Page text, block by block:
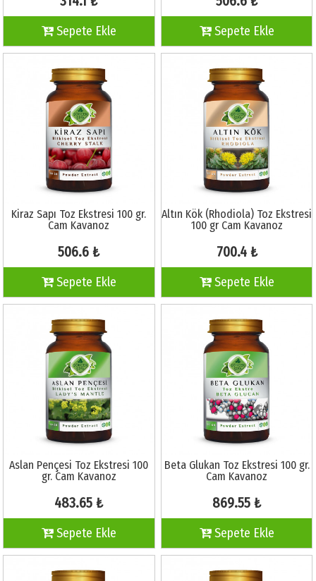
Sepete Ekle Sepete Ekle
Kiraz Sapı Toz Ekstresi 100 gr.
Cam Kavanoz
506.6 ₺
Sepete Ekle
Altın Kök (Rhodiola) Toz Ekstresi
100 gr Cam Kavanoz
700.4 ₺
Sepete Ekle
Aslan Pençesi Toz Ekstresi 100
gr. Cam Kavanoz
483.65 ₺
Sepete Ekle
Beta Glukan Toz Ekstresi 100 gr.
Cam Kavanoz
869.55 ₺
Sepete Ekle